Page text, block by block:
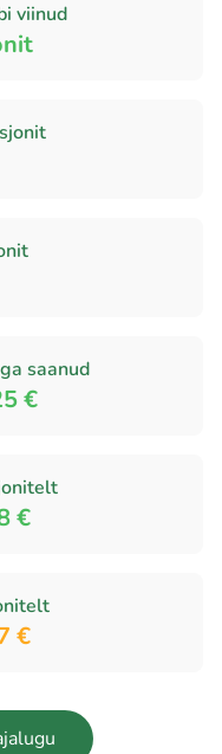
viinud
saanud
€
€
€